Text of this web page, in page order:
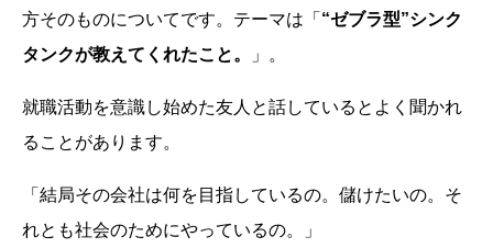
方そのものについてです。テーマは「 “ゼブラ型”シンク
タンクが教えてくれたこと。
」。
就職活動を意識し始めた友人と話しているとよく聞かれ
ることがあります。
「結局その会社は何を目指しているの。儲けたいの。そ
れとも社会のためにやっているの。」